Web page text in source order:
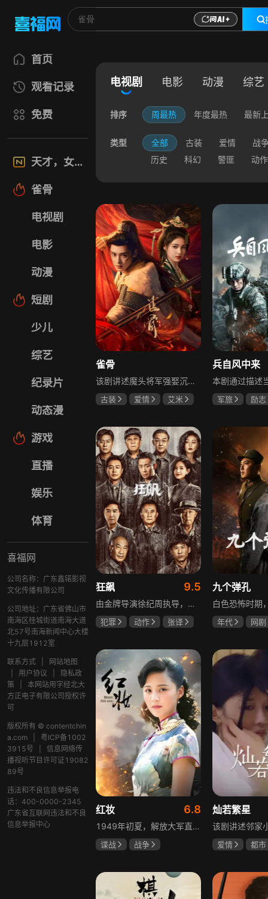
首页
观看记录
免费
天才，女友
雀骨
电视剧
电影
动漫
短剧
少儿
综艺
纪录片
动态漫
游戏
直播
娱乐
体育
喜福网
公司名称：广东鑫锘影视
文化传播有限公司
公司地址：广东省佛山市
南海区桂城街道南海大道
北57号南海新闻中心大楼
十九层1912室
联系方式
网站地图
用户协议
隐私政
策
本网站用字经北大
方正电子有限公司授权许
可
版权所有 © contentchin
a.com
粤ICP备1002
3915号
信息网络传
播视听节目许可证19082
89号
违法和不良信息举报电
话：400-0000-2345
广东省互联网违法和不良
信息举报中心
电视剧 电影 动漫 综艺
排序 周最热 年度最热 最新
类型 全部 古装 爱情
战
历史
科幻 警匪 动作
雀骨
该剧讲述魔头将军强娶沉迷机关术的财迷假千金，两人从契约夫妻起步，在生死局中互扒马甲，爱意与杀意交织共生。过程中他们揭露朝堂阴谋，破解生死乱局，最终共同守护家国太平，融合了权谋、爱情、冒险等多重元素，情节跌宕起伏。
古装 爱情
艾米
兵自风中来
军旅
励志
狂飙 9.5
由金牌导演徐纪周执导，张译、张颂文、李一桐、张志坚、吴刚领衔主演，倪大红、韩童生、李建义特邀主演的中央政法委重点项目。一部扫黑除恶坚决斗争的回忆录，横跨20年的群像叙事全景式展现时代变迁下的黑白较量与复杂人性。
犯罪 动作
张译
九个弹孔
年代
网剧
红妆 6.8
1949年初夏，解放大军直抵上海，国民党国防部保密局的中共地下党员邓家骥奉命撤往台湾，其妻同为地下党的沈荷因临产被留在上海。新中国成立之初，面对敌特的破坏活动，斗争形势严峻，沈荷隐藏真实身份，继续与敌人展开新一轮斗争，在隐秘战线坚守信仰，为新政权的稳定默默奉献。
谍战
战争
灿若繁星
爱情
都市